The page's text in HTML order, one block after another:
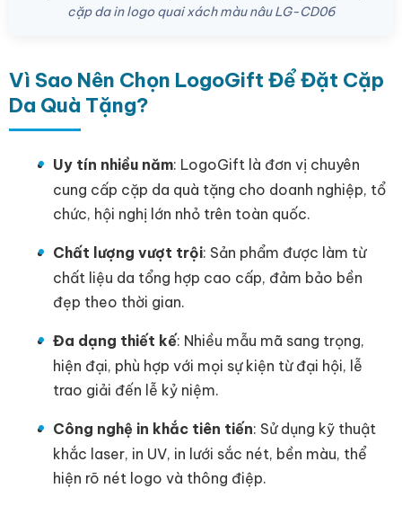
cặp da in logo quai xách màu nâu LG-CD06
Vì Sao Nên Chọn LogoGift Để Đặt Cặp
Da Quà Tặng?
Uy tín nhiều năm: LogoGift là đơn vị chuyên
cung cấp cặp da quà tặng cho doanh nghiệp, tổ
chức, hội nghị lớn nhỏ trên toàn quốc.
Chất lượng vượt trội: Sản phẩm được làm từ
chất liệu da tổng hợp cao cấp, đảm bảo bền
đẹp theo thời gian.
Đa dạng thiết kế: Nhiều mẫu mã sang trọng,
hiện đại, phù hợp với mọi sự kiện từ đại hội, lễ
trao giải đến lễ kỷ niệm.
Công nghệ in khắc tiên tiến: Sử dụng kỹ thuật
khắc laser, in UV, in lưới sắc nét, bền màu, thể
hiện rõ nét logo và thông điệp.